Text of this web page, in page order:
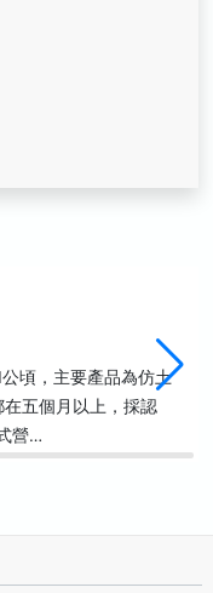
頃，主要產品為仿土
五個月以上，採認
營…